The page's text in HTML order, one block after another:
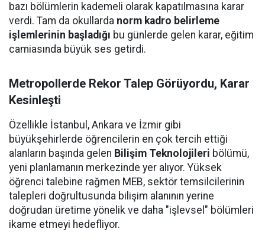
bazı bölümlerin kademeli olarak kapatılmasına karar
verdi. Tam da okullarda norm kadro belirleme
işlemlerinin başladığı bu günlerde gelen karar, eğitim
camiasında büyük ses getirdi.
Metropollerde Rekor Talep Görüyordu, Karar
Kesinleşti
Özellikle İstanbul, Ankara ve İzmir gibi
büyükşehirlerde öğrencilerin en çok tercih ettiği
alanların başında gelen Bilişim Teknolojileri bölümü,
yeni planlamanın merkezinde yer alıyor. Yüksek
öğrenci talebine rağmen MEB, sektör temsilcilerinin
talepleri doğrultusunda bilişim alanının yerine
doğrudan üretime yönelik ve daha "işlevsel" bölümleri
ikame etmeyi hedefliyor.